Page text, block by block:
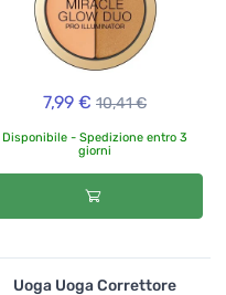
7,99 € 10,41 €
Disponibile - Spedizione entro 3
giorni
Uoga Uoga Correttore